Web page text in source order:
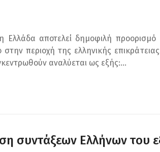
Ελλάδα αποτελεί δημοφιλή
στην περιοχή της ελληνικής
αναλύεται ως εξής:...
συντάξεων Ελλήνων του